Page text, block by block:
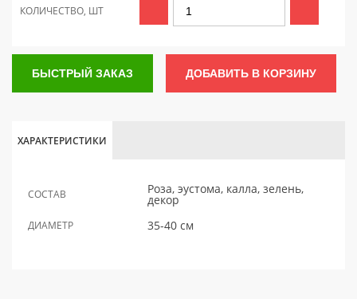
КОЛИЧЕСТВО, ШТ
БЫСТРЫЙ ЗАКАЗ ДОБАВИТЬ В КОРЗИНУ
ХАРАКТЕРИСТИКИ
СОСТАВ Роза, эустома, калла, зелень,
декор
ДИАМЕТР 35-40 см